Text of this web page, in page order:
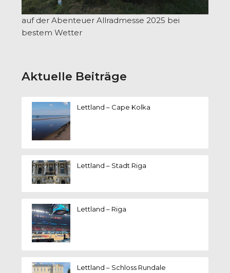
auf der Abenteuer Allradmesse 2025 bei
bestem Wetter
Aktuelle Beiträge
Lettland – Cape Kolka
Lettland – Stadt Riga
Lettland – Riga
Lettland – Schloss Rundale